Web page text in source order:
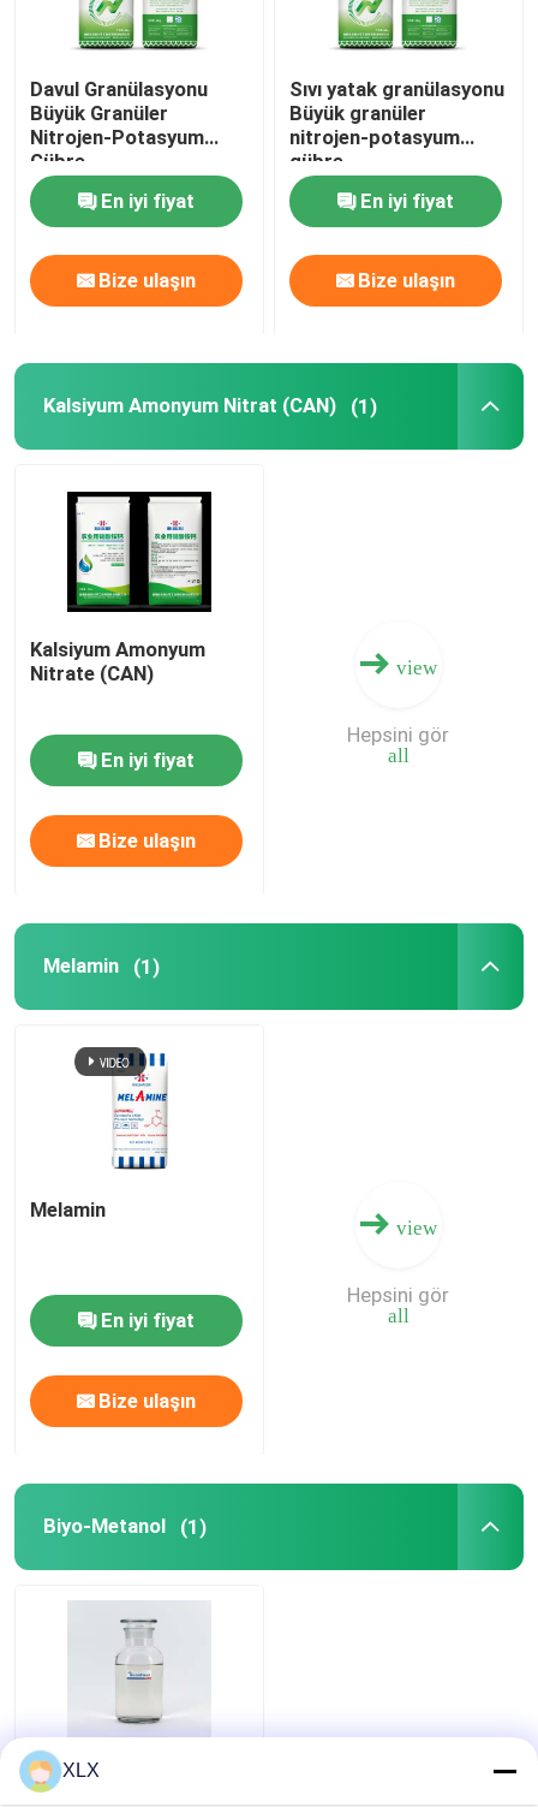
Ürün:% s
videolar
Hakkımızda
Kalite kontrol
Bize Ulaşın
Haberler
Vakalar
Azot Potasyum Gübre
Kompoze Gübre
Biyo-Metanol
Otomotiv Sınıfı Üre
Furfuril Alkol
DMF
Hümik asit
Davul Granülasyonu
Büyük Granüler
Nitrojen-Potasyum
Gübre
En iyi fiyat
Bize ulaşın
Sıvı yatak granülasyonu
Büyük granüler
nitrojen-potasyum
gübre
En iyi fiyat
Bize ulaşın
Kalsiyum Amonyum Nitrat (CAN) (1)
Kalsiyum Amonyum
Nitrate (CAN)
En iyi fiyat
Bize ulaşın
view
all
Hepsini gör
Melamin (1)
Melamin
En iyi fiyat
Bize ulaşın
view
all
Hepsini gör
Biyo-Metanol (1)
Biyo-Metanol
XLX